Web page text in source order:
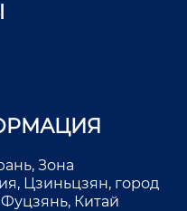
Зона
Цзиньцзян, город
Китай